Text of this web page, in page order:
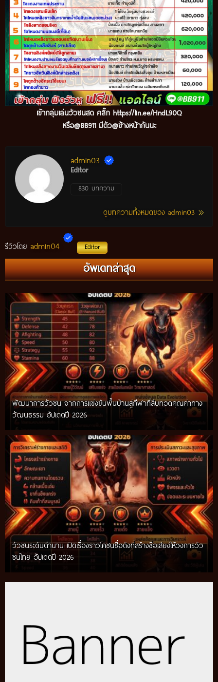
เข้ากลุ่มเล่นวัวชนสด คลิ๊ก https://lin.ee/HndL90Q
หรือ@BB911 มีตัว@ข้างหน้ากันนะ
admin03
Editor
830 บทความ
ดูบทความทั้งหมดของ admin03
รีวิวโดย admin04 Editor
อัพเดทล่าสุด
กติกาวัวชนสมัยก่อน วิถีการแข่งขันดั้งเดิมที่สืบทอดผ่านภูมิปัญญา
ท้องถิ่น อัปเดตปี 2026
พัฒนาการวัวชน จากการแข่งขันพื้นบ้านสู่กีฬาที่สืบทอดคุณค่าทาง
วัฒนธรรม อัปเดตปี 2026
วัวชนระดับตำนาน เปิดเรื่องราวโคชนชื่อดังที่สร้างชื่อเสียงให้วงการวัว
ชนไทย อัปเดตปี 2026